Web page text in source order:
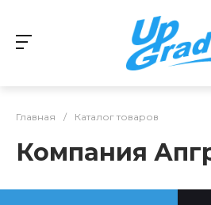
Главная / Каталог товаров
Компания